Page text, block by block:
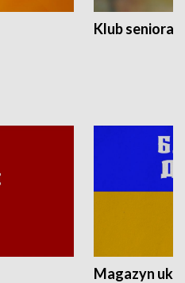
Klub seniora
Magazyn